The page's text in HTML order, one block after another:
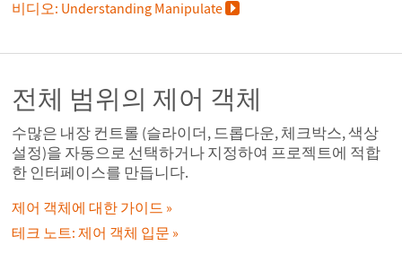
비디오: Understanding Manipulate
전체 범위의 제어 객체
수많은 내장 컨트롤 (슬라이더, 드롭다운, 체크박스, 색상
설정)을 자동으로 선택하거나 지정하여 프로젝트에 적합
한 인터페이스를 만듭니다.
제어 객체에 대한 가이드
테크 노트: 제어 객체 입문